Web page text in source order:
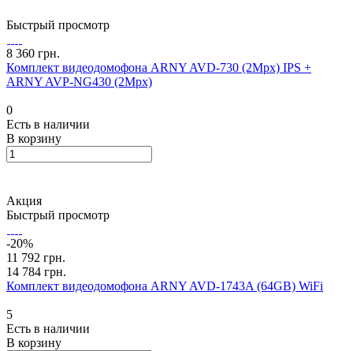
Быстрый просмотр
8 360 грн.
Комплект видеодомофона ARNY AVD-730 (2Mpx) IPS +
ARNY AVP-NG430 (2Mpx)
0
Есть в наличии
В корзину
Акция
Быстрый просмотр
-20%
11 792 грн.
14 784 грн.
Комплект видеодомофона ARNY AVD-1743A (64GB) WiFi
5
Есть в наличии
В корзину